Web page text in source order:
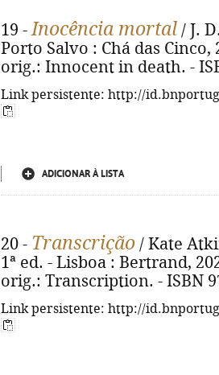
19 -Inocência mortal / J.
Porto Salvo : Chá das Cinco,
orig.: Innocent in death. -
Link persistente: http://
ADICIONAR À LISTA
20 - Transcrição / Kate
1ª ed. - Lisboa : Bertrand,
orig.: Transcription. - ISBN
Link persistente: http://